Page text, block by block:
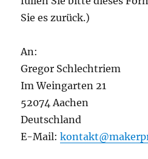
Sie es zurück.)
An:
Gregor Schlechtriem
Im Weingarten 21
52074 Aachen
Deutschland
E-Mail: